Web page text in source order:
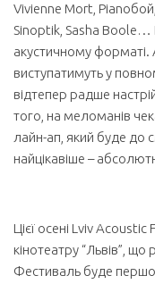
Vivienne Mort,
Sinoptik, Sasha Boole…
акустичному форматі.
виступатимуть у
відтепер радше
того, на меломанів
лайн-ап, який буде до
найцікавіше –
Цієї осені Lviv Acoustic
кінотеатру “Львів”,
Фестиваль буде